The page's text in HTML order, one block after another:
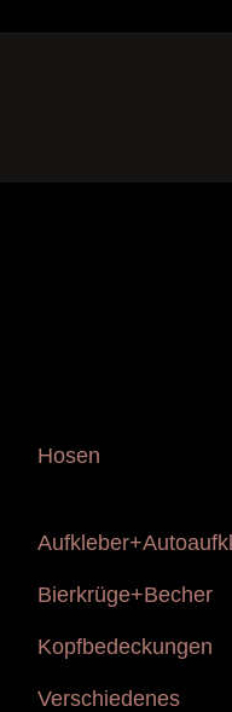
Hosen
Bierkrüge+Becher
Kopfbedeckungen
Verschiedenes